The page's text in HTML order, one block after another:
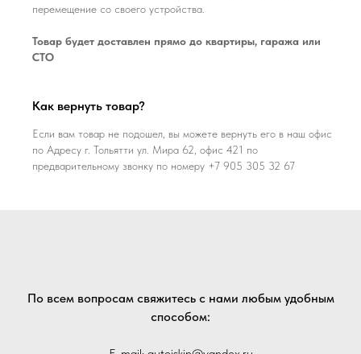
перемещение со своего устройства.
Товар будет доставлен прямо до квартиры, гаража или
СТО
Как вернуть товар?
Если вам товар не подошел, вы можете вернуть его в наш офис
по Адресу г. Тольятти ул. Мира 62, офис 421 по
предварительному звонку по номеру +7 905 305 32 67
По всем вопросам свяжитесь с нами любым удобным
способом: